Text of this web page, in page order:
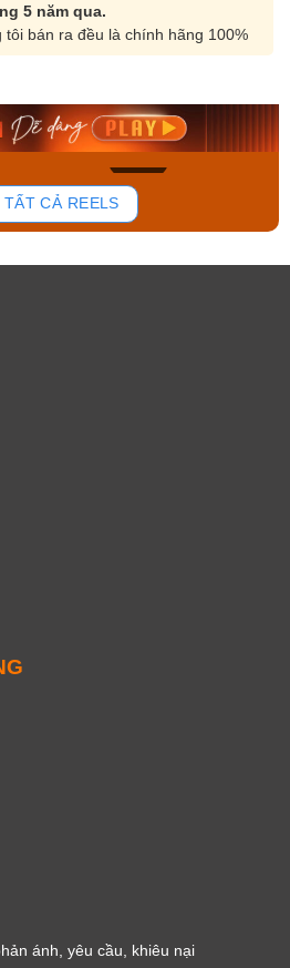
5 năm qua.
tôi bán ra đều là chính hãng 100%
Casio Nam MTS-
Mua ngay
TẤT CẢ REELS
ánh, yêu cầu, khiêu nại